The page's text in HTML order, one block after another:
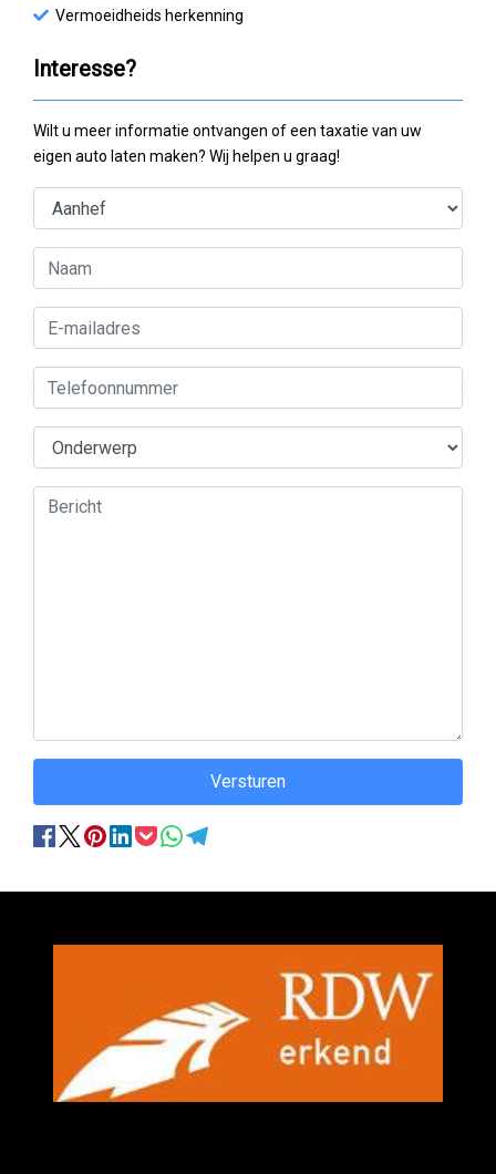
Vermoeidheids herkenning
Interesse?
Wilt u meer informatie ontvangen of een taxatie van uw
eigen auto laten maken? Wij helpen u graag!
Versturen